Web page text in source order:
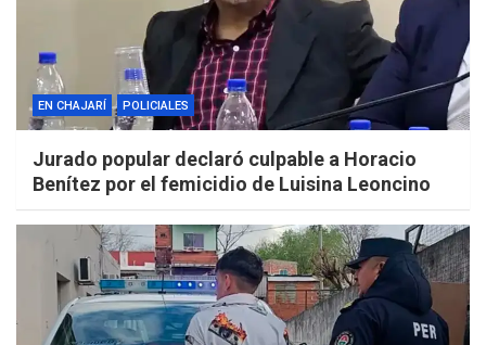
EN CHAJARÍ POLICIALES
Jurado popular declaró culpable a Horacio
Benítez por el femicidio de Luisina Leoncino